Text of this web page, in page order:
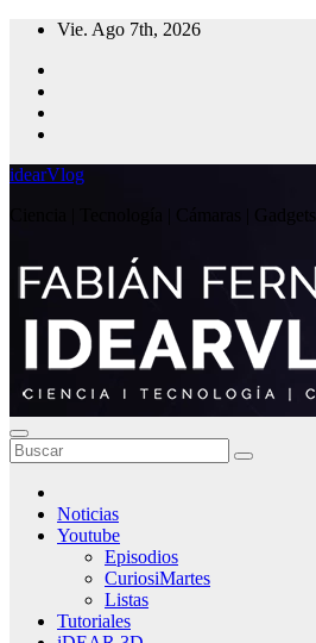
Saltar
contenido
Vie. Ago 7th, 2026
idearVlog
Ciencia | Tecnología | Cámaras | Gadgets
Noticias
Youtube
Episodios
CuriosiMartes
Listas
Tutoriales